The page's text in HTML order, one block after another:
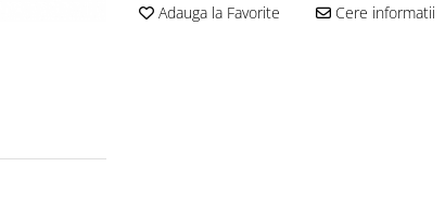
Adauga la Favorite Cere informatii